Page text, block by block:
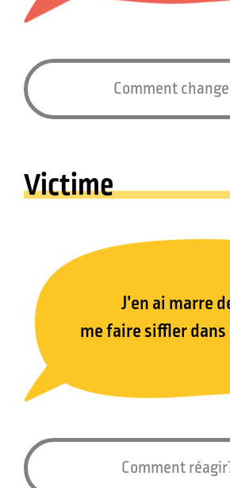
Comment
Victime
J’en ai marre
me faire siffler dans
Comment